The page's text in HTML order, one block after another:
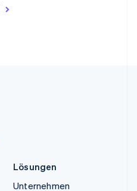
Lösungen
Unternehmen